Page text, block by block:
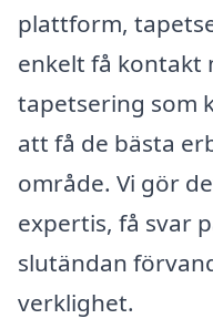
plattform,
enkelt få kontakt
tapetsering som
att få de bästa
område. Vi gör
expertis, få svar
slutändan
verklighet.